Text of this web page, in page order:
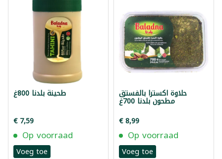
طحينة بلدنا 800غ
€ 7,59
Op voorraad
Voeg toe
حلاوة اكسترا بالفستق
مطحون بلدنا 700غ
€ 8,99
Op voorraad
Voeg toe